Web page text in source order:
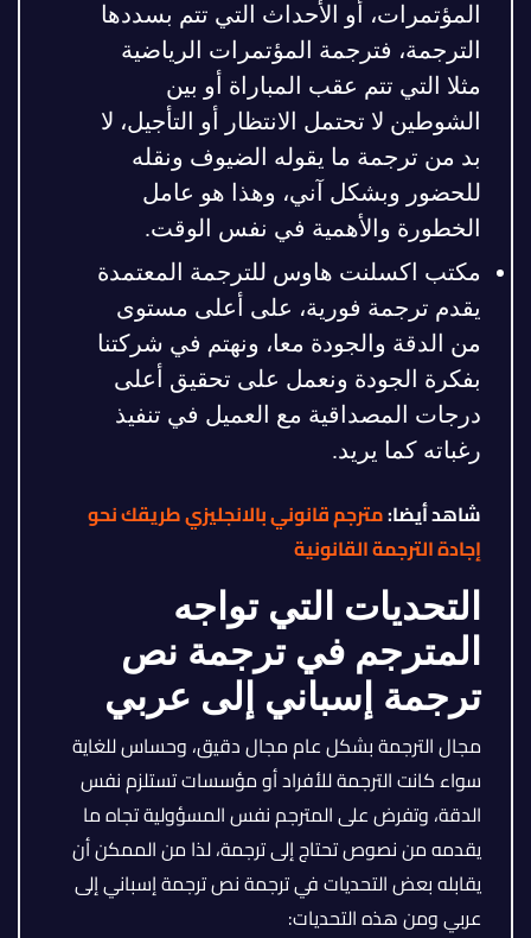
المؤتمرات، أو الأحداث التي تتم بسددها
الترجمة، فترجمة المؤتمرات الرياضية
مثلا التي تتم عقب المباراة أو بين
الشوطين لا تحتمل الانتظار أو التأجيل، لا
بد من ترجمة ما يقوله الضيوف ونقله
للحضور وبشكل آني، وهذا هو عامل
الخطورة والأهمية في نفس الوقت.
مكتب اكسلنت هاوس للترجمة المعتمدة
يقدم ترجمة فورية، على أعلى مستوى
من الدقة والجودة معا، ونهتم في شركتنا
بفكرة الجودة ونعمل على تحقيق أعلى
درجات المصداقية مع العميل في تنفيذ
رغباته كما يريد.
شاهد أيضا:مترجم قانوني بالانجليزي طريقك نحو
إجادة الترجمة القانونية
التحديات التي تواجه
المترجم في ترجمة نص
ترجمة إسباني إلى عربي
مجال الترجمة بشكل عام مجال دقيق، وحساس للغاية
سواء كانت الترجمة للأفراد أو مؤسسات تستلزم نفس
الدقة، وتفرض على المترجم نفس المسؤولية تجاه ما
يقدمه من نصوص تحتاج إلى ترجمة، لذا من الممكن أن
يقابله بعض التحديات في ترجمة نص ترجمة إسباني إلى
عربي ومن هذه التحديات: